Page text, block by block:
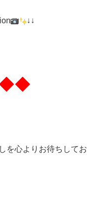
↓↓
を心よりお待ちして